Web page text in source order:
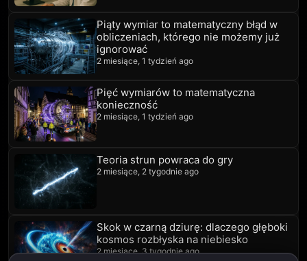
Piąty wymiar to matematyczny błąd w
obliczeniach, którego nie możemy już
ignorować
2 miesiące, 1 tydzień ago
Pięć wymiarów to matematyczna
konieczność
2 miesiące, 1 tydzień ago
Teoria strun powraca do gry
2 miesiące, 2 tygodnie ago
Skok w czarną dziurę: dlaczego głęboki
kosmos rozbłyska na niebiesko
2 miesiące, 3 tygodnie ago